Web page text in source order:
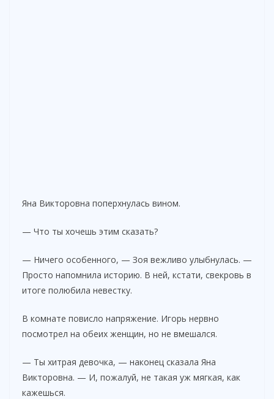
Яна Викторовна поперхнулась вином.
— Что ты хочешь этим сказать?
— Ничего особенного, — Зоя вежливо улыбнулась. —
Просто напомнила историю. В ней, кстати, свекровь в
итоге полюбила невестку.
В комнате повисло напряжение. Игорь нервно
посмотрел на обеих женщин, но не вмешался.
— Ты хитрая девочка, — наконец сказала Яна
Викторовна. — И, пожалуй, не такая уж мягкая, как
кажешься.